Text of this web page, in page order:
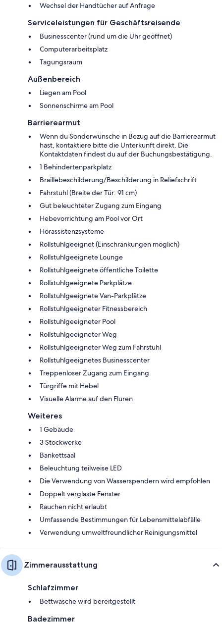
Wechsel der Handtücher auf Anfrage
Serviceleistungen für Geschäftsreisende
Businesscenter (rund um die Uhr geöffnet)
Computerarbeitsplatz
Tagungsraum
Außenbereich
Liegen am Pool
Sonnenschirme am Pool
Barrierearmut
Wenn du Sonderwünsche in Bezug auf die Barrierearmut
hast, kontaktiere bitte die Unterkunft direkt. Die
Kontaktdaten findest du auf der Buchungsbestätigung.
1 Behindertenparkplatz
Braillebeschilderung/Beschilderung in Reliefschrift
Fahrstuhl (Breite der Tür: 91 cm)
Gut beleuchteter Zugang zum Eingang
Hebevorrichtung am Pool vor Ort
Hörassistenzsysteme
Rollstuhlgeeignet (Einschränkungen möglich)
Rollstuhlgeeignete Lounge
Rollstuhlgeeignete öffentliche Toilette
Rollstuhlgeeignete Parkplätze
Rollstuhlgeeignete Van-Parkplätze
Rollstuhlgeeigneter Fitnessbereich
Rollstuhlgeeigneter Pool
Rollstuhlgeeigneter Weg
Rollstuhlgeeigneter Weg zum Fahrstuhl
Rollstuhlgeeignetes Businesscenter
Treppenloser Zugang zum Eingang
Türgriffe mit Hebel
Visuelle Alarme auf den Fluren
Weiteres
1 Gebäude
3 Stockwerke
Bankettsaal
Beleuchtung teilweise LED
Die Verwendung von Wasserspendern wird empfohlen
Doppelt verglaste Fenster
Rauchen nicht erlaubt
Umfassende Bestimmungen für Lebensmittelabfälle
Verwendung umweltfreundlicher Reinigungsmittel
Zimmerausstattung
Schlafzimmer
Bettwäsche wird bereitgestellt
Badezimmer